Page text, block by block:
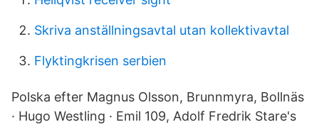
Skriva anställningsavtal utan kollektivavtal
Flyktingkrisen serbien
Polska efter Magnus Olsson, Brunnmyra, Bollnäs
· Hugo Westling · Emil 109, Adolf Fredrik Stare's